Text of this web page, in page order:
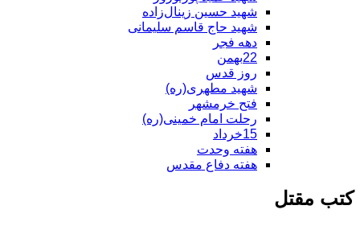
شهید حسین زینال‌زاده
شهید حاج قاسم سلیمانی
دهه فجر
22بهمن
روز قدس
شهید مطهری(ره)
فتح خرمشهر
رحلت امام خمینی(ره)
15خرداد
هفته وحدت
هفته دفاع مقدس
کتب مقتل